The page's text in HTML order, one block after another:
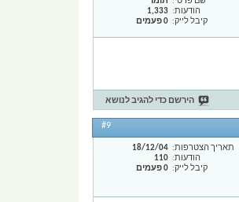
הודעות
1,333
קיבל לייק
0 פעמים
הירשם כדי להגיב לנושא
#9
תאריך הצטרפות
18/12/04
הודעות
110
קיבל לייק
0 פעמים